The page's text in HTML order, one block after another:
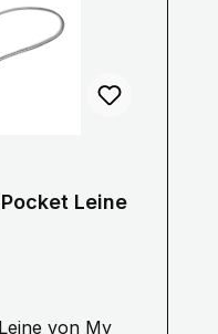
Leine
von My